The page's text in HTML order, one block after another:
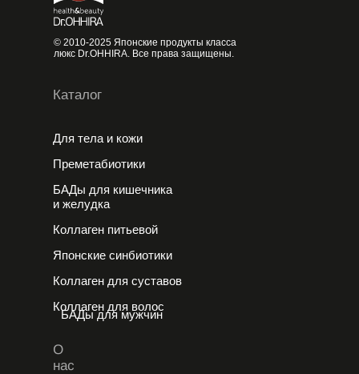
Каталог
О
нас
Для тела и кожи
© 2010-2025 Японские продукты класса
люкс Dr.OHHIRA. Все права защищены.
Преметабиотики
БАДы для кишечника
и желудка
Коллаген питьевой
Японские cинбиотики
Коллаген для суставов
Коллаген для волос
БАДы для мужчин